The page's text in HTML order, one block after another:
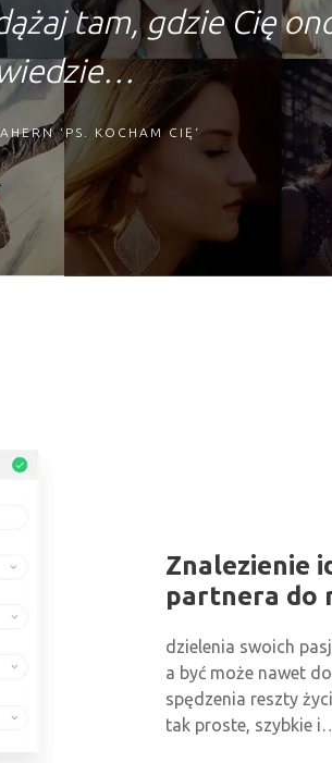
tam, gdzie Cię
‘PS. KOCHAM CIĘ‘
Znalezienie
partnera do
dzielenia swoich
a być może nawet
spędzenia reszty
tak proste, szybkie